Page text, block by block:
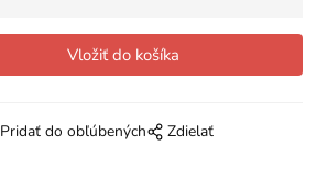
Pridať do obľúbených Zdielať